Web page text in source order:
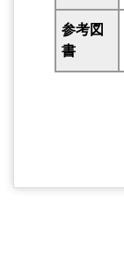
参考図
書